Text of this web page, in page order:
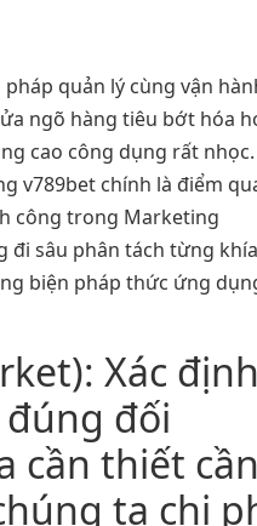
quản lý cùng vận
ngõ hàng tiêu bớt hóa
cao công dụng rất nhọc.
v789bet chính là điểm
công trong Marketing
đi sâu phân tách từng khía
biện pháp thức ứng
Xác
đối
cần thiết
ta chi